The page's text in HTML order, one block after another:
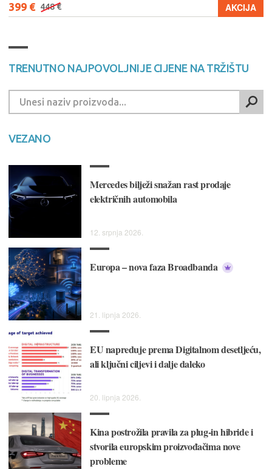
399 € 448 € AKCIJA
TRENUTNO NAJPOVOLJNIJE CIJENE NA TRŽIŠTU
VEZANO
Mercedes bilježi snažan rast prodaje
električnih automobila
12. srpnja 2026.
Europa – nova faza Broadbanda
21. lipnja 2026.
EU napreduje prema Digitalnom desetljeću,
ali ključni ciljevi i dalje daleko
20. lipnja 2026.
Kina postrožila pravila za plug-in hibride i
stvorila europskim proizvođačima nove
probleme